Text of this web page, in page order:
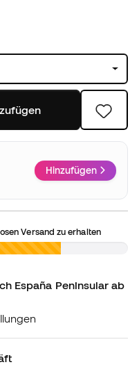
Hinzufügen
Versand zu erhalten
España Peninsular ab